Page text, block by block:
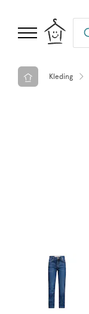
Kleding